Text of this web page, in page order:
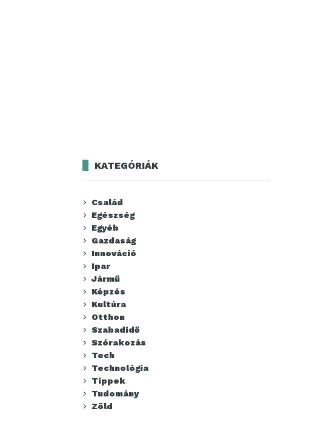
KATEGÓRIÁK
Család
Egészség
Egyéb
Gazdaság
Innováció
Ipar
Jármű
Képzés
Kultúra
Otthon
Szabadidő
Szórakozás
Tech
Technológia
Tippek
Tudomány
Zöld